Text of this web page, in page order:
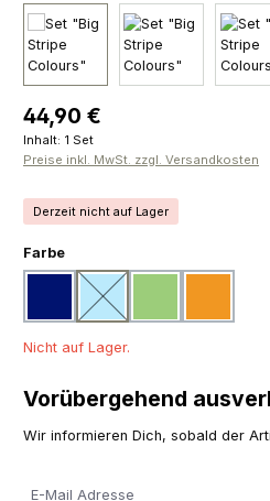
Regulärer Preis:
44,90 €
Inhalt: 1 Set
Preise inkl. MwSt. zzgl. Versandkosten
Derzeit nicht auf Lager
Farbeauswählen
dunkelblauhellblau
(Diese Option ist zurzeit
Nicht auf Lager.
Vorübergehend
Wir informieren Dich, sobald der